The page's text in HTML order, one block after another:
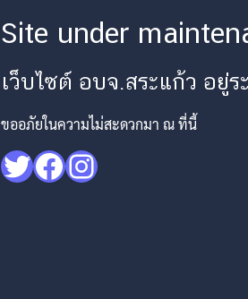
Site under
เว็บไซต์ อบจ.สระแก้ว อยู่ร
ขออภัยในความไม่สะดวกมา ณ ที่นี้
Twitter
Facebook
Instagram